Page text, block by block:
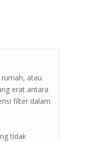
atau
erat antara
filter dalam
tidak